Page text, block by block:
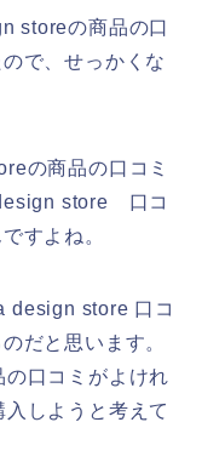
storeの商品の口
で、せっかくな
の商品の口コミ
store 口コ
すよね。
design store 口コ
だと思います。
口コミがよけれ
しようと考えて